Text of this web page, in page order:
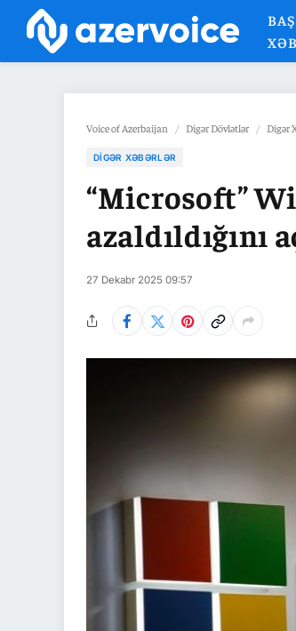
BAŞ
Voice of Azerbaijan / Digər Dövlətlər / Digər
DIGƏR XƏBƏRLƏR
“Microsoft”
azaldıldığını
27 Dekabr 2025 09:57